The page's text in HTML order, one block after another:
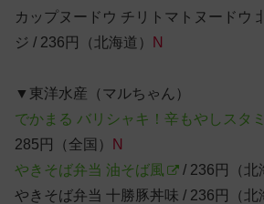
カップヌードウ チリトマトヌードウ
ジ / 236円（北海道）
N
▼東洋水産（マルちゃん）
でかまる バリシャキ！辛もやしスタ
285円（全国）
N
やきそば弁当 油そば風
/ 236円（北
やきそば弁当 十勝豚丼味 / 236円（北